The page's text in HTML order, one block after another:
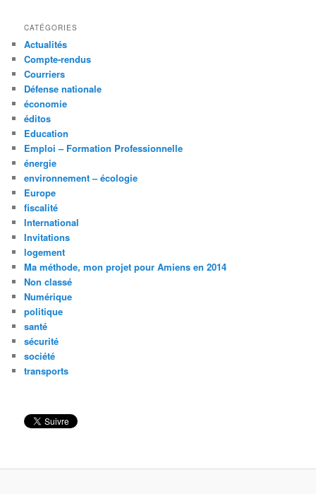
CATÉGORIES
Actualités
Compte-rendus
Courriers
Défense nationale
économie
éditos
Education
Emploi – Formation Professionnelle
énergie
environnement – écologie
Europe
fiscalité
International
Invitations
logement
Ma méthode, mon projet pour Amiens en 2014
Non classé
Numérique
politique
santé
sécurité
société
transports